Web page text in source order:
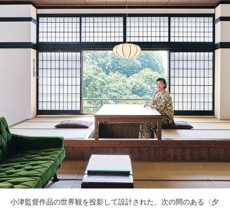
小津監督作品の世界観を投影して設計された、次の間のある〈夕